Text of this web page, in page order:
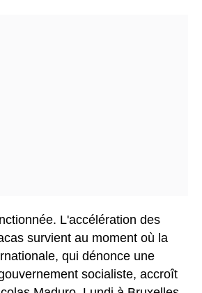
L'accélération des
survient au moment où la
qui dénonce une
socialiste, accroît